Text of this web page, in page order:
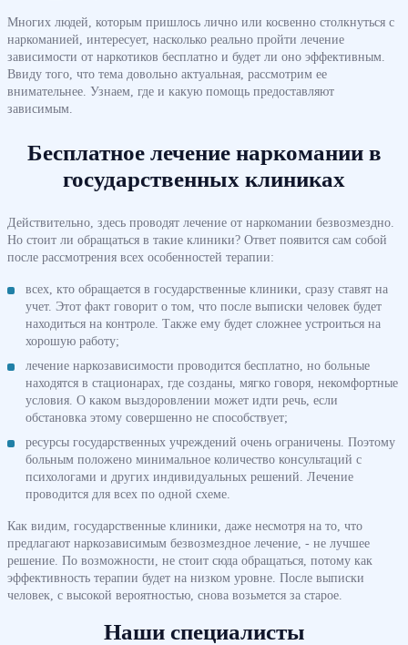
Многих людей, которым пришлось лично или косвенно столкнуться с
наркоманией, интересует, насколько реально пройти лечение
зависимости от наркотиков бесплатно и будет ли оно эффективным.
Ввиду того, что тема довольно актуальная, рассмотрим ее
внимательнее. Узнаем, где и какую помощь предоставляют
зависимым.
Бесплатное лечение наркомании в
государственных клиниках
Действительно, здесь проводят лечение от наркомании безвозмездно.
Но стоит ли обращаться в такие клиники? Ответ появится сам собой
после рассмотрения всех особенностей терапии:
всех, кто обращается в государственные клиники, сразу ставят на
учет. Этот факт говорит о том, что после выписки человек будет
находиться на контроле. Также ему будет сложнее устроиться на
хорошую работу;
лечение наркозависимости проводится бесплатно, но больные
находятся в стационарах, где созданы, мягко говоря, некомфортные
условия. О каком выздоровлении может идти речь, если
обстановка этому совершенно не способствует;
ресурсы государственных учреждений очень ограничены. Поэтому
больным положено минимальное количество консультаций с
психологами и других индивидуальных решений. Лечение
проводится для всех по одной схеме.
Как видим, государственные клиники, даже несмотря на то, что
предлагают наркозависимым безвозмездное лечение, - не лучшее
решение. По возможности, не стоит сюда обращаться, потому как
эффективность терапии будет на низком уровне. После выписки
человек, с высокой вероятностью, снова возьмется за старое.
Наши специалисты